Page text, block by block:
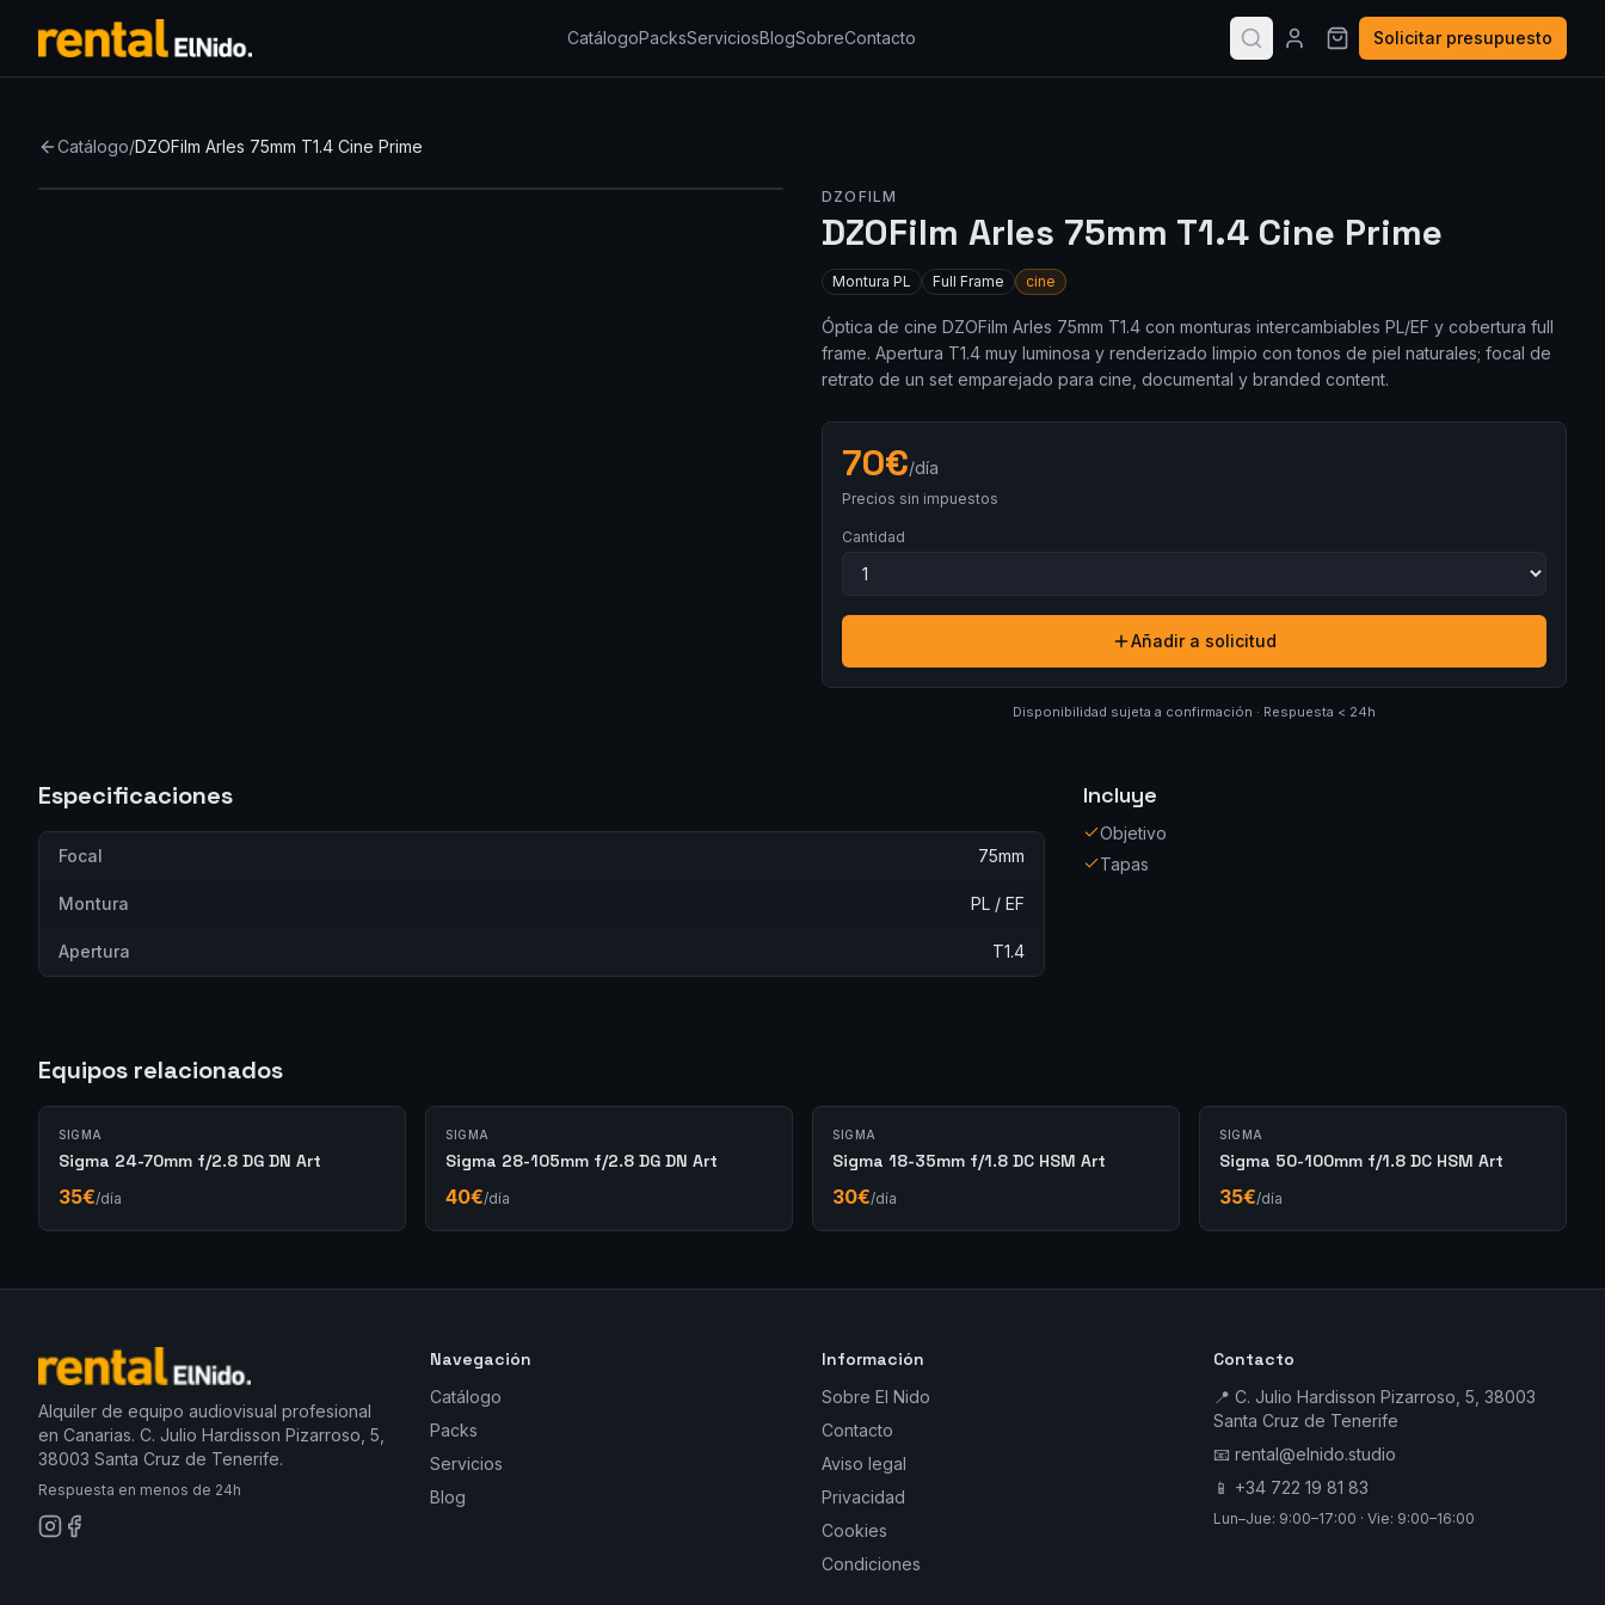
CatálogoPacksServiciosBlogSobreContacto Solicitar presupuesto
Catálogo/DZOFilm Arles 75mm T1.4 Cine Prime
DZOFILM
DZOFilm Arles 75mm T1.4 Cine Prime
Montura PL Full Frame cine
Óptica de cine DZOFilm Arles 75mm T1.4 con monturas intercambiables PL/EF y cobertura full
frame. Apertura T1.4 muy luminosa y renderizado limpio con tonos de piel naturales; focal de
retrato de un set emparejado para cine, documental y branded content.
70€/día
Precios sin impuestos
Cantidad
Añadir a solicitud
Disponibilidad sujeta a confirmación · Respuesta < 24h
Especificaciones
Focal 75mm
Montura PL / EF
Apertura T1.4
Incluye
Objetivo
Tapas
Equipos relacionados
SIGMA
Sigma 24-70mm f/2.8 DG DN Art
35€/día
SIGMA
Sigma 28-105mm f/2.8 DG DN Art
40€/día
SIGMA
Sigma 18-35mm f/1.8 DC HSM Art
30€/día
SIGMA
Sigma 50-100mm f/1.8 DC HSM Art
35€/día
Alquiler de equipo audiovisual profesional
en Canarias. C. Julio Hardisson Pizarroso, 5,
38003 Santa Cruz de Tenerife.
Respuesta en menos de 24h
Navegación
Catálogo
Packs
Servicios
Blog
Información
Sobre El Nido
Contacto
Aviso legal
Privacidad
Cookies
Condiciones
Contacto
📍 C. Julio Hardisson Pizarroso, 5, 38003
Santa Cruz de Tenerife
📧 rental@elnido.studio
📱 +34 722 19 81 83
Lun–Jue: 9:00–17:00 · Vie: 9:00–16:00